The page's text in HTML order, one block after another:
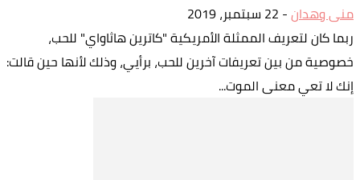
منى وهدان- 22 سبتمبر، 2019
ربما كان لتعريف الممثلة الأمريكية "كاترين هاثاواي" للحب،
خصوصية من بين تعريفات آخرين للحب، برأيي، وذلك لأنها حين قالت:
إنك لا تعي معنى الموت...